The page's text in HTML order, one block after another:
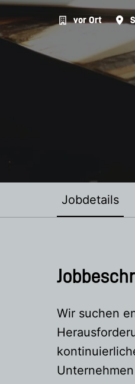
vor Ort
Jobdetails
Wir suchen